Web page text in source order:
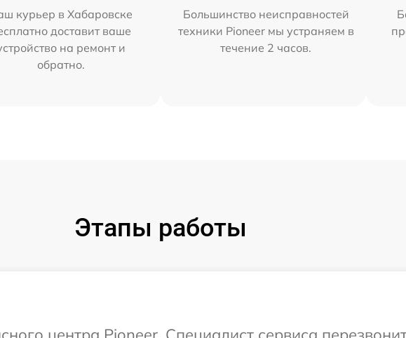
курьер в Хабаровске
доставит ваше
на ремонт и
обратно.
Большинство неисправностей
техники Pioneer мы устраняем в
течение 2 часов.
Этапы работы